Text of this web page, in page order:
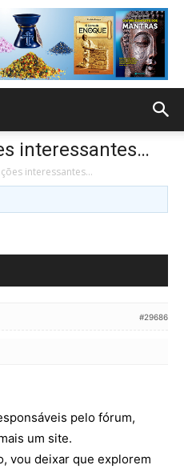
interessantes…
interessantes…
#29686
pelo fórum,
um site.
vou deixar que explorem